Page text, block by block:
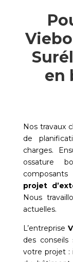
en
Nos travaux
de
charges.
ossature
projet
Nous
actuelles.
L’entreprise
des
votre projet :